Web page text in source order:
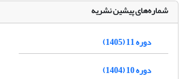
شماره‌های پیشین نشریه
دوره 11 (1405)
دوره 10 (1404)